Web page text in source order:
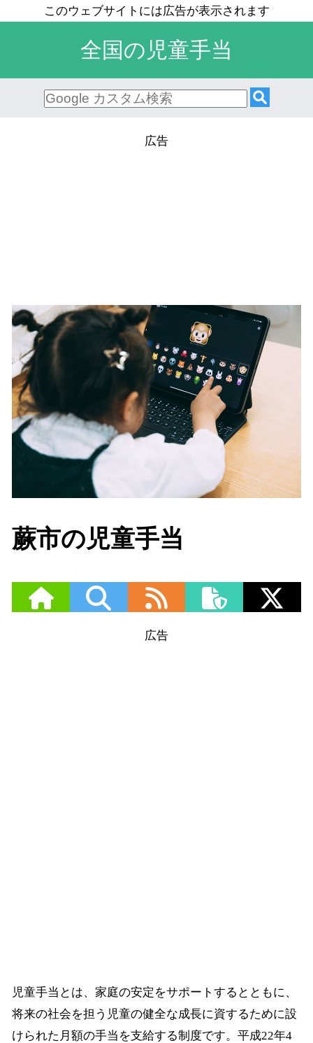
全国の児童手当
蕨市の児童手当
児童手当とは、家庭の安定をサポートするとともに、
将来の社会を担う児童の健全な成長に資するために設
けられた月額の手当を支給する制度です。平成22年4